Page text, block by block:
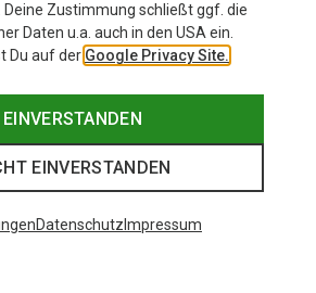
Zustimmung schließt ggf. die
Daten u.a. auch in den USA ein.
Du auf der Google Privacy Site.
EINVERSTANDEN
EINVERSTANDEN
Datenschutz Impressum